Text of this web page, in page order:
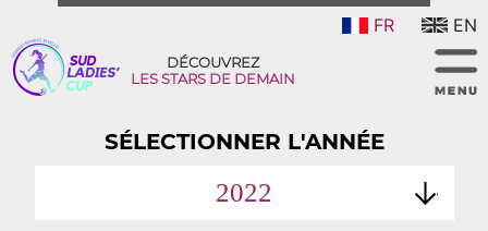
FR EN
DÉCOUVREZ
LES STARS DE DEMAIN
SÉLECTIONNER L'ANNÉE
2022